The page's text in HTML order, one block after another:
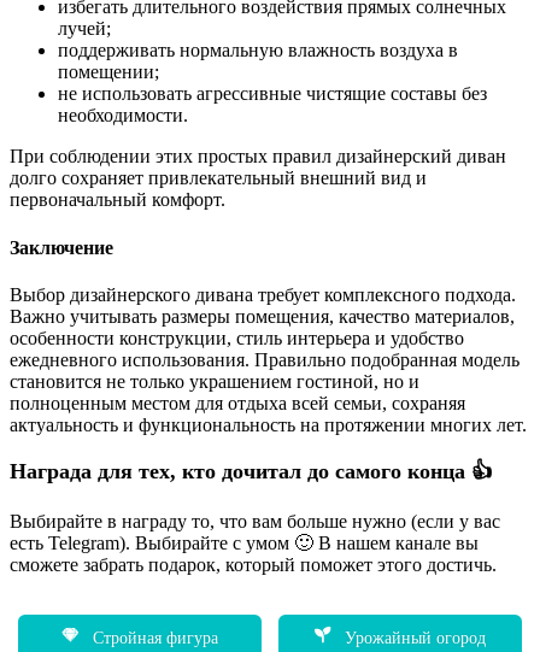
избегать длительного воздействия прямых солнечных
лучей;
поддерживать нормальную влажность воздуха в
помещении;
не использовать агрессивные чистящие составы без
необходимости.
При соблюдении этих простых правил дизайнерский диван
долго сохраняет привлекательный внешний вид и
первоначальный комфорт.
Заключение
Выбор дизайнерского дивана требует комплексного подхода.
Важно учитывать размеры помещения, качество материалов,
особенности конструкции, стиль интерьера и удобство
ежедневного использования. Правильно подобранная модель
становится не только украшением гостиной, но и
полноценным местом для отдыха всей семьи, сохраняя
актуальность и функциональность на протяжении многих лет.
Награда для тех, кто дочитал до самого конца 👍
Выбирайте в награду то, что вам больше нужно (если у вас
есть Telegram). Выбирайте с умом 🙂 В нашем канале вы
сможете забрать подарок, который поможет этого достичь.
Стройная фигура Урожайный огород